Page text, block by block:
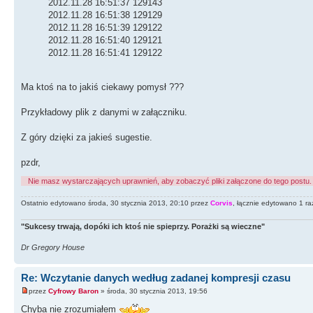
2012.11.28 16:51:37 129143
2012.11.28 16:51:38 129129
2012.11.28 16:51:39 129122
2012.11.28 16:51:40 129121
2012.11.28 16:51:41 129122
Ma ktoś na to jakiś ciekawy pomysł ???
Przykładowy plik z danymi w załączniku.
Z góry dzięki za jakieś sugestie.
pzdr,
Nie masz wystarczających uprawnień, aby zobaczyć pliki załączone do tego postu.
Ostatnio edytowano środa, 30 stycznia 2013, 20:10 przez Corvis , łącznie edytowano 1
"Sukcesy trwają, dopóki ich ktoś nie spieprzy. Porażki są wieczne"
Dr Gregory House
Re: Wczytanie danych według zadanej kompresji czasu
przez Cyfrowy Baron » środa, 30 stycznia 2013, 19:56
Chyba nie zrozumiałem